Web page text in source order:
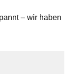
– wir haben